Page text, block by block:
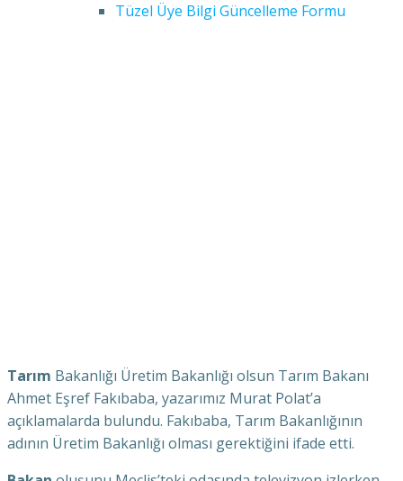
Tüzel Üye Bilgi Güncelleme Formu
Tarım Bakanlığı Üretim Bakanlığı olsun Tarım Bakanı
Ahmet Eşref Fakıbaba, yazarımız Murat Polat’a
açıklamalarda bulundu. Fakıbaba, Tarım Bakanlığının
adının Üretim Bakanlığı olması gerektiğini ifade etti.